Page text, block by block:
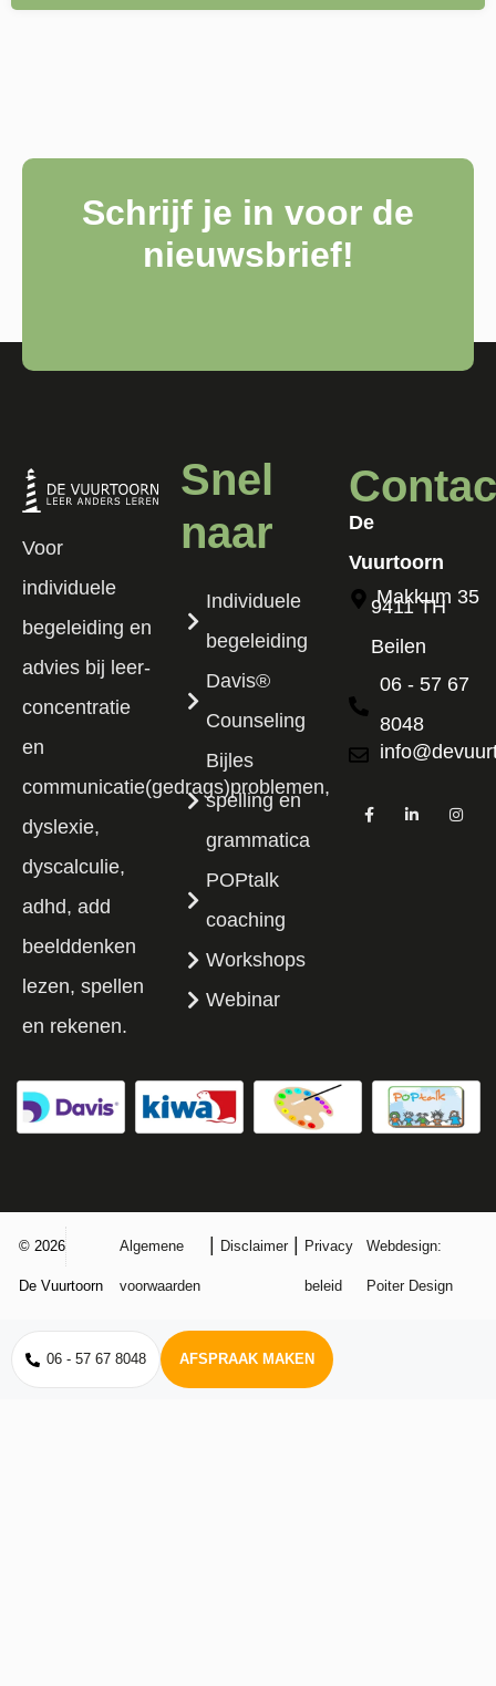
Schrijf je in voor de
nieuwsbrief!
Voor
individuele
begeleiding en
advies bij leer-
concentratie
en
communicatie(gedrags)problemen,
dyslexie,
dyscalculie,
adhd, add
beelddenken
lezen, spellen
en rekenen.
Snel
naar
Individuele
begeleiding
Davis®
Counseling
Bijles
spelling en
grammatica
POPtalk
coaching
Workshops
Webinar
De
Vuurtoorn
Makkum 35
9411 TH
Beilen
06 - 57 67
8048
© 2026
De Vuurtoorn
Algemene
voorwaarden
Disclaimer Privacy
beleid
Webdesign:
Poiter Design
06 - 57 67 8048 AFSPRAAK MAKEN